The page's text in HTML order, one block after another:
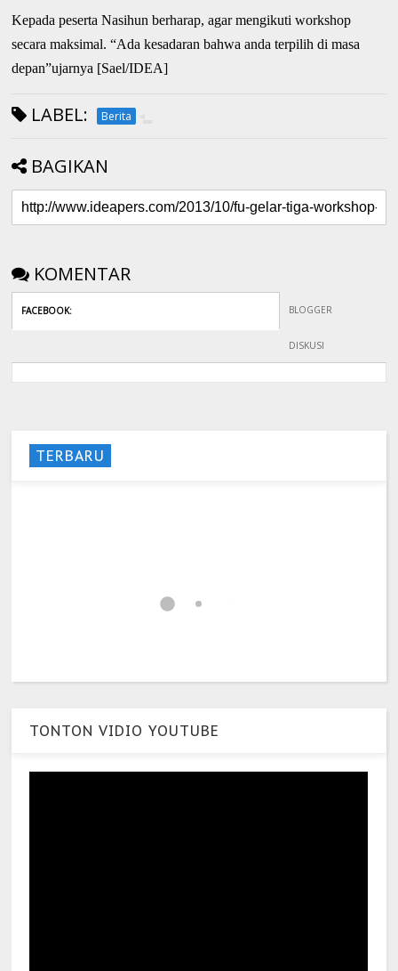
Kepada peserta Nasihun berharap, agar mengikuti workshop
secara maksimal. “Ada kesadaran bahwa anda terpilih di masa
depan”ujarnya [Sael/IDEA]
LABEL: Berita
BAGIKAN
KOMENTAR
FACEBOOK: BLOGGER
DISKUSI
TERBARU
TONTON VIDIO YOUTUBE